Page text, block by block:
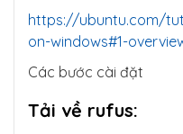
https://ubuntu.com/
on-windows#1-
Các bước cài đặt
Tải về rufus: